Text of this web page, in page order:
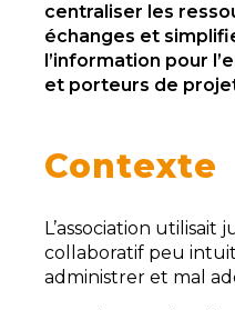
centraliser les
échanges et
l’information pour
et porteurs de
Contexte
L’association utilisait
collaboratif peu
administrer et mal